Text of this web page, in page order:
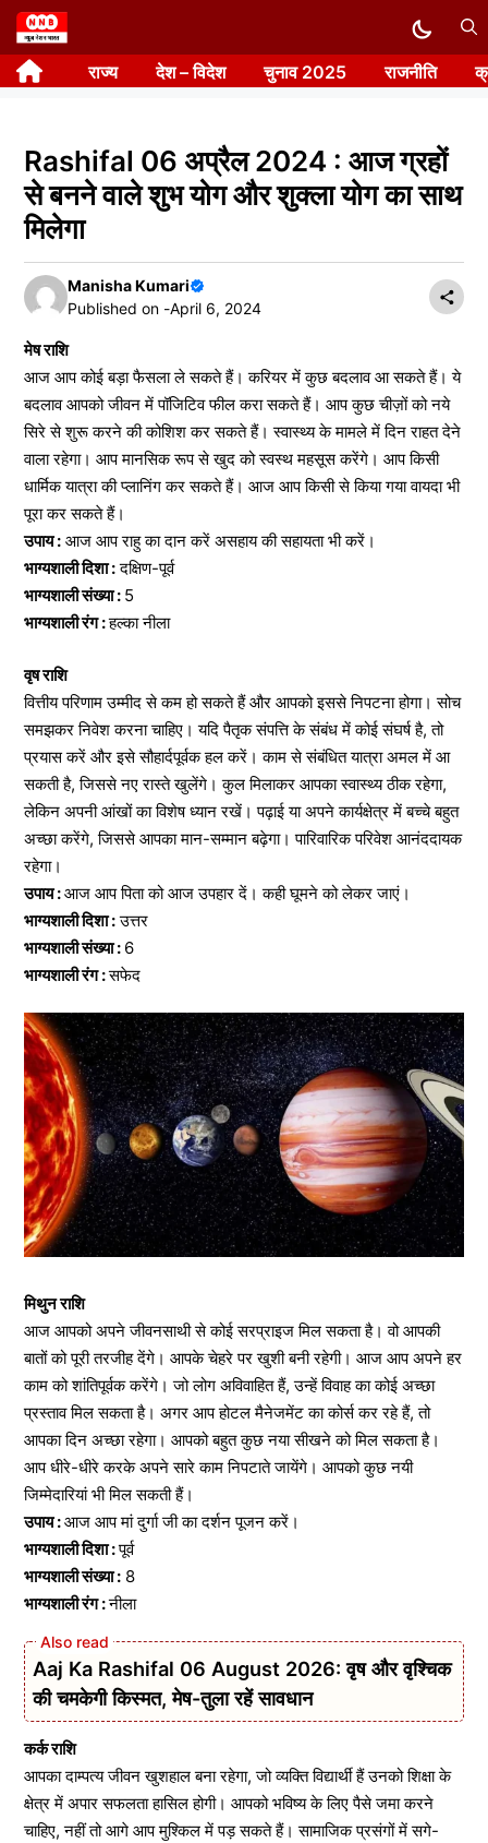
Skip
to
content राज्य देश – विदेश चुनाव 2025 राजनीति
Rashifal 06 अप्रैल 2024 : आज ग्रहों
से बनने वाले शुभ योग और शुक्ला योग का साथ
मिलेगा
Manisha Kumari
Published on -April 6, 2024
मेष राशि
आज आप कोई बड़ा फैसला ले सकते हैं। करियर में कुछ बदलाव आ सकते हैं। ये
बदलाव आपको जीवन में पॉजिटिव फील करा सकते हैं। आप कुछ चीज़ों को नये
सिरे से शुरू करने की कोशिश कर सकते हैं। स्वास्थ्य के मामले में दिन राहत देने
वाला रहेगा। आप मानसिक रूप से खुद को स्वस्थ महसूस करेंगे। आप किसी
धार्मिक यात्रा की प्लानिंग कर सकते हैं। आज आप किसी से किया गया वायदा भी
पूरा कर सकते हैं।
उपाय : आज आप राहु का दान करें असहाय की सहायता भी करें।
भाग्यशाली दिशा :दक्षिण-पूर्व
भाग्यशाली संख्या : 5
भाग्यशाली रंग :हल्का नीला
वृष राशि
वित्तीय परिणाम उम्मीद से कम हो सकते हैं और आपको इससे निपटना होगा। सोच
समझकर निवेश करना चाहिए। यदि पैतृक संपत्ति के संबंध में कोई संघर्ष है, तो
प्रयास करें और इसे सौहार्दपूर्वक हल करें। काम से संबंधित यात्रा अमल में आ
सकती है, जिससे नए रास्ते खुलेंगे। कुल मिलाकर आपका स्वास्थ्य ठीक रहेगा,
लेकिन अपनी आंखों का विशेष ध्यान रखें। पढ़ाई या अपने कार्यक्षेत्र में बच्चे बहुत
अच्छा करेंगे, जिससे आपका मान-सम्मान बढ़ेगा। पारिवारिक परिवेश आनंददायक
रहेगा।
उपाय :आज आप पिता को आज उपहार दें। कही घूमने को लेकर जाएं।
भाग्यशाली दिशा :उत्तर
भाग्यशाली संख्या : 6
भाग्यशाली रंग :सफेद
मिथुन राशि
आज आपको अपने जीवनसाथी से कोई सरप्राइज मिल सकता है। वो आपकी
बातों को पूरी तरजीह देंगे। आपके चेहरे पर खुशी बनी रहेगी। आज आप अपने हर
काम को शांतिपूर्वक करेंगे। जो लोग अविवाहित हैं, उन्हें विवाह का कोई अच्छा
प्रस्ताव मिल सकता है। अगर आप होटल मैनेजमेंट का कोर्स कर रहे हैं, तो
आपका दिन अच्छा रहेगा। आपको बहुत कुछ नया सीखने को मिल सकता है।
आप धीरे-धीरे करके अपने सारे काम निपटाते जायेंगे। आपको कुछ नयी
जिम्मेदारियां भी मिल सकती हैं।
उपाय :आज आप मां दुर्गा जी का दर्शन पूजन करें।
भाग्यशाली दिशा :पूर्व
भाग्यशाली संख्या : 8
भाग्यशाली रंग :नीला
Aaj Ka Rashifal 06 August 2026: वृष और वृश्चिक
की चमकेगी किस्मत, मेष-तुला रहें सावधान
कर्क राशि
आपका दाम्पत्य जीवन खुशहाल बना रहेगा, जो व्यक्ति विद्यार्थी हैं उनको शिक्षा के
क्षेत्र में अपार सफलता हासिल होगी। आपको भविष्य के लिए पैसे जमा करने
चाहिए, नहीं तो आगे आप मुश्किल में पड़ सकते हैं। सामाजिक प्रसंगों में सगे-